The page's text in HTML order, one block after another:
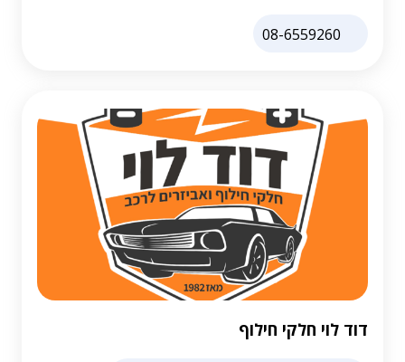
08-6559260
דוד לוי חלקי חילוף